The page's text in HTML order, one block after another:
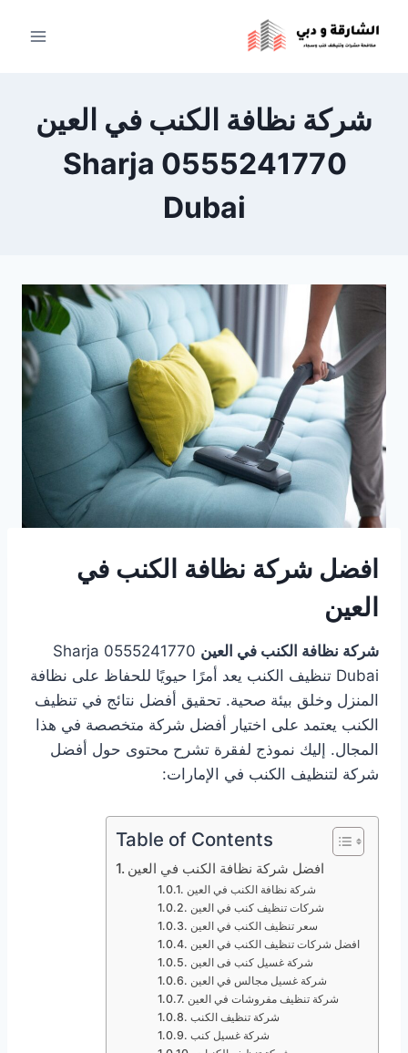
شركة نظافة الكنب في العين
0555241770 Sharja
Dubai
افضل شركة نظافة الكنب في
العين
شركة نظافة الكنب في العين
0555241770 Sharja
Dubai تنظيف الكنب يعد أمرًا حيويًا للحفاظ على نظافة
المنزل وخلق بيئة صحية. تحقيق أفضل نتائج في تنظيف
الكنب يعتمد على اختيار أفضل شركة متخصصة في هذا
المجال. إليك نموذج لفقرة تشرح محتوى حول أفضل
شركة لتنظيف الكنب في الإمارات:
Table of Contents
افضل شركة نظافة الكنب في العين
شركة نظافة الكنب في العين
شركات تنظيف كنب في العين
سعر تنظيف الكنب في العين
افضل شركات تنظيف الكنب في العين
شركة غسيل كنب فى العين
شركة غسيل مجالس في العين
شركة تنظيف مفروشات في العين
شركة تنظيف الكنب